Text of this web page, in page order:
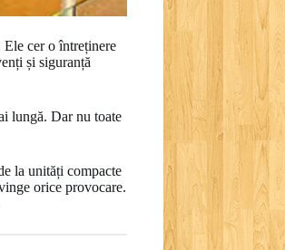
cer o întreținere
și siguranță
lungă. Dar nu toate
la unități compacte
orice provocare.